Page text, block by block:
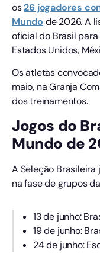
os26 jogadores
Mundo de 2026. A
oficial do Brasil
Estados Unidos,
Os atletas
maio, na Granja
dos treinamentos.
Jogos do
Mundo de
A Seleção
na fase de grupos
13 de junho:
19 de junho:
24 de junho: